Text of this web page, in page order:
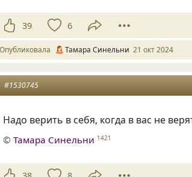
39 6
Опубликовала Тамара Синельни 21 окт 2024
#1530745
Надо верить в себя, когда в вас не
©Тамара Синельни 1421